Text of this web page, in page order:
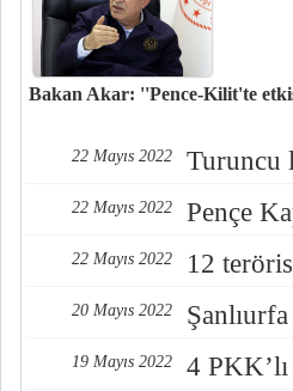
Bakan Akar: ''Pençe-Kilit'te
teröristin etkisiz hale getirildiğini
geçtiğini bildirdi.
22 Mayıs 2022 Turuncu
22 Mayıs 2022 Pençe
22 Mayıs 2022 12
20 Mayıs 2022
19 Mayıs 2022 4